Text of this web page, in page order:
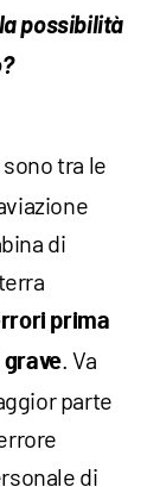
possibilità
sono tra le
di
prima
. Va
parte
di